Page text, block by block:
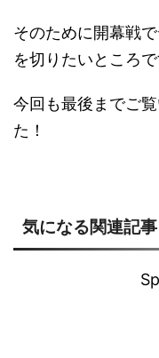
そのために開幕戦
を切りたいところで
今回も最後までご
た！
気になる関連記事